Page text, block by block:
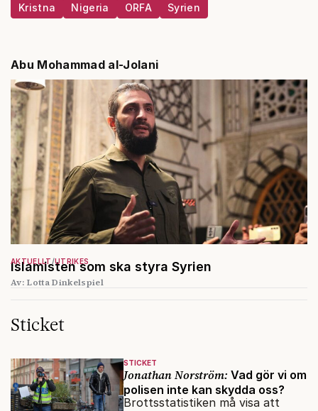
Kristna
Nigeria ORFA Syrien
Abu Mohammad al-Jolani
Islamisten som ska styra Syrien
AKTUELLT UTRIKES
Av: Lotta Dinkelspiel
Sticket
STICKET
Jonathan Norström: Vad gör vi om
polisen inte kan skydda oss?
Brottsstatistiken må visa att